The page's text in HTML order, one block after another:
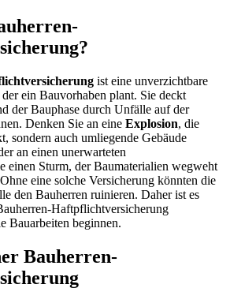
ist eine unverzichtbare
ein Bauvorhaben plant. Sie deckt
der Bauphase durch Unfälle auf der
Denken Sie an eine Explosion, die
sondern auch umliegende Gebäude
an einen unerwarteten
einen Sturm, der Baumaterialien wegweht
eine solche Versicherung könnten die
den Bauherren ruinieren. Daher ist es
Haftpflichtversicherung
Bauarbeiten beginnen.
Bauherren-